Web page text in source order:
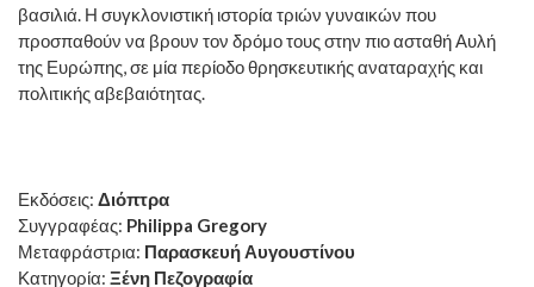
βασιλιά. Η συγκλονιστική ιστορία τριών γυναικών που
προσπαθούν να βρουν τον δρόμο τους στην πιο ασταθή Αυλή
της Ευρώπης, σε μία περίοδο θρησκευτικής αναταραχής και
πολιτικής αβεβαιότητας.
Εκδόσεις: Διόπτρα
Συγγραφέας: Philippa Gregory
Μεταφράστρια: Παρασκευή Αυγουστίνου
Κατηγορία: Ξένη Πεζογραφία